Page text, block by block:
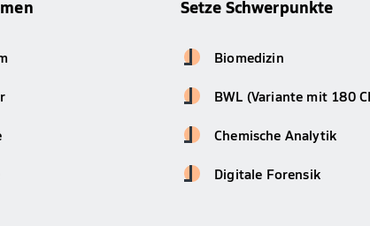
Setze Schwerpunkte
Biomedizin
BWL (Variante mit 180
Chemische Analytik
Digitale Forensik